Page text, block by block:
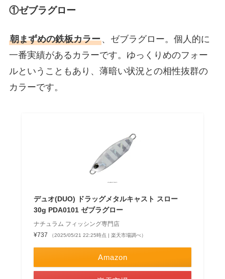
①ゼブラグロー
朝まずめの鉄板カラー、ゼブラグロー。個人的に
一番実績があるカラーです。ゆっくりめのフォー
ルということもあり、薄暗い状況との相性抜群の
カラーです。
デュオ(DUO) ドラッグメタルキャスト スロー
30g PDA0101 ゼブラグロー
ナチュラム フィッシング専門店
¥737
（2025/05/21 22:25時点 | 楽天市場調べ）
Amazon